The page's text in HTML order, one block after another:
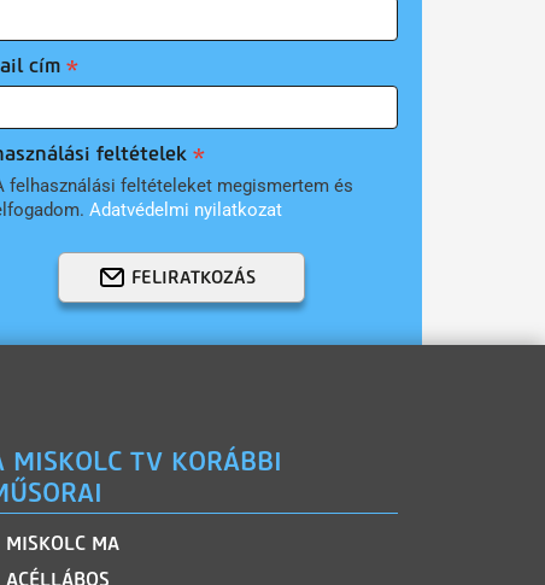
cím
feltételek
felhasználási feltételeket megismertem és
Adatvédelmi nyilatkozat
FELIRATKOZÁS
MISKOLC TV KORÁBBI
MISKOLC MA
ACÉLLÁBOS